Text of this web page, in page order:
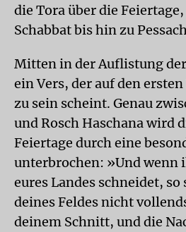
die Tora über die
Schabbat bis hin zu
Mitten in der Auflistung
ein Vers, der auf den
zu sein scheint. Genau
und Rosch Haschana wird
Feiertage durch eine
unterbrochen: »Und wenn
eures Landes schneidet, so
deines Feldes nicht
deinem Schnitt, und die